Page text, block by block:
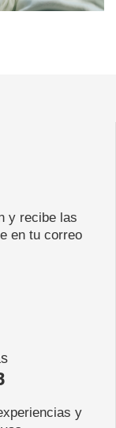
y recibe las
en tu correo
y